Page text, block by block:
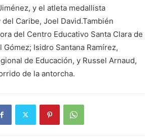
y el atleta medallista
Caribe, Joel David.También
del Centro Educativo Santa Clara de
Gómez; Isidro Santana Ramírez,
de Educación, y Russel Arnaud,
de la antorcha.